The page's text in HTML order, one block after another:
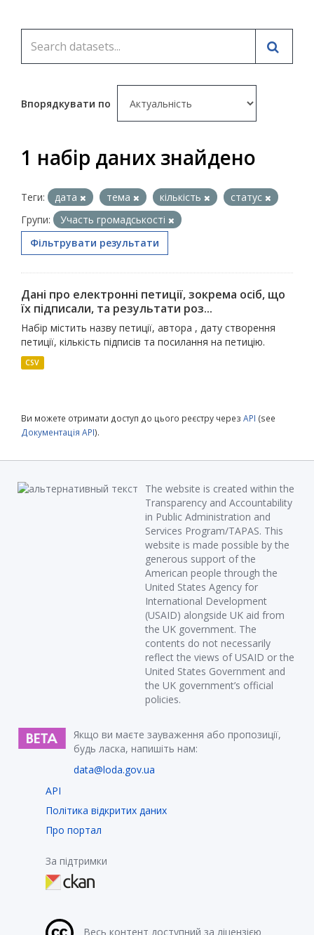
Впорядкувати по
1 набір даних знайдено
Теги: дата тема кількість
статус
Групи:
Участь громадськості
Фільтрувати результати
Дані про електронні петиції, зокрема осіб, що
їх підписали, та результати роз...
Набір містить назву петиції, автора , дату створення
петиції, кількість підписів та посилання на петицію.
CSV
Ви можете отримати доступ до цього реєстру через API (see
Документація API).
The website is created within the
Transparency and Accountability
in Public Administration and
Services Program/TAPAS. This
website is made possible by the
generous support of the
American people through the
United States Agency for
International Development
(USAID) alongside UK aid from
the UK government. The
contents do not necessarily
reflect the views of USAID or the
United States Government and
the UK government’s official
policies.
Якщо ви маєте зауваження або пропозиції,
будь ласка, напишіть нам:
data@loda.gov.ua
API
Політика відкритих даних
Про портал
За підтримки
Весь контент доступний за ліцензією